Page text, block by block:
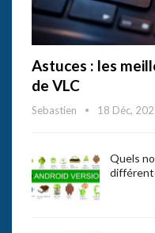
Astuces : les
de VLC
Sebastien 18 Déc,
Quels